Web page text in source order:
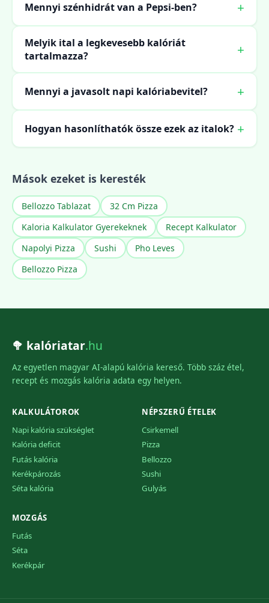
Mennyi szénhidrát van a Pepsi-ben?
Melyik ital a legkevesebb kalóriát
tartalmazza?
Mennyi a javasolt napi kalóriabevitel?
Hogyan hasonlíthatók össze ezek az italok?
Mások ezeket is keresték
Bellozzo Tablazat
32 Cm Pizza
Kaloria Kalkulator Gyerekeknek
Recept Kalkulator
Napolyi Pizza
Sushi
Pho Leves
Bellozzo Pizza
🥦 kalóriatar.hu
Az egyetlen magyar AI-alapú kalória kereső. Több száz étel,
recept és mozgás kalória adata egy helyen.
KALKULÁTOROK
Napi kalória szükséglet
Kalória deficit
Futás kalória
Kerékpározás
Séta kalória
NÉPSZERŰ ÉTELEK
Csirkemell
Pizza
Bellozzo
Sushi
Gulyás
MOZGÁS
Futás
Séta
Kerékpár